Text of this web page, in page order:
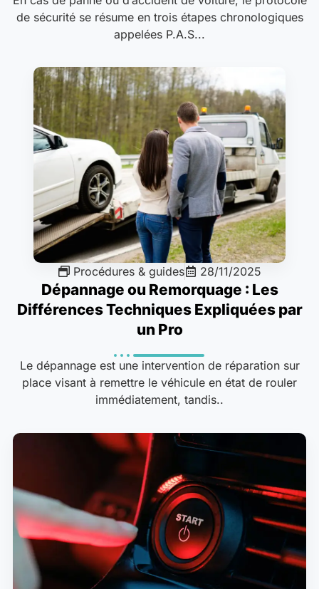
de sécurité se résume en trois étapes chronologiques
appelées P.A.S...
Procédures & guides 28/11/2025
Dépannage ou Remorquage : Les
Différences Techniques Expliquées par
un Pro
Le dépannage est une intervention de réparation sur
place visant à remettre le véhicule en état de rouler
immédiatement, tandis..